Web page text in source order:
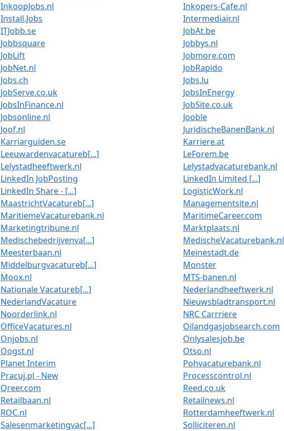
InkoopJobs.nl
Inkopers-Cafe.nl
Install.Jobs
Intermediair.nl
ITJobb.se
JobAt.be
Jobbsquare
Jobbys.nl
JobLift
Jobmore.com
JobNet.nl
JobRapido
Jobs.ch
Jobs.lu
JobServe.co.uk
JobsInEnergy
JobsInFinance.nl
JobSite.co.uk
Jobsonline.nl
Jooble
Joof.nl
JuridischeBanenBank.nl
Karriarguiden.se
Karriere.at
Leeuwardenvacatureb[...]
LeForem.be
Lelystadheeftwerk.nl
Lelystadvacaturebank.nl
LinkedIn JobPosting
LinkedIn Limited [...]
LinkedIn Share - [...]
LogisticWork.nl
MaastrichtVacatureb[...]
Managementsite.nl
MaritiemeVacaturebank.nl
MaritimeCareer.com
Marketingtribune.nl
Marktplaats.nl
Medischebedrijvenva[...]
MedischeVacaturebank.nl
Meesterbaan.nl
Meinestadt.de
Middelburgvacatureb[...]
Monster
Moox.nl
MTS-banen.nl
Nationale Vacatureb[...]
Nederlandheeftwerk.nl
NederlandVacature
Nieuwsbladtransport.nl
Noorderlink.nl
NRC Carrriere
OfficeVacatures.nl
Oilandgasjobsearch.com
Onjobs.nl
Onlysalesjob.be
Oogst.nl
Otso.nl
Planet Interim
Pohvacaturebank.nl
Pracuj.pl - New
Processcontrol.nl
Qreer.com
Reed.co.uk
Retailbaan.nl
Retailnews.nl
ROC.nl
Rotterdamheeftwerk.nl
Salesenmarketingvac[...]
Solliciteren.nl